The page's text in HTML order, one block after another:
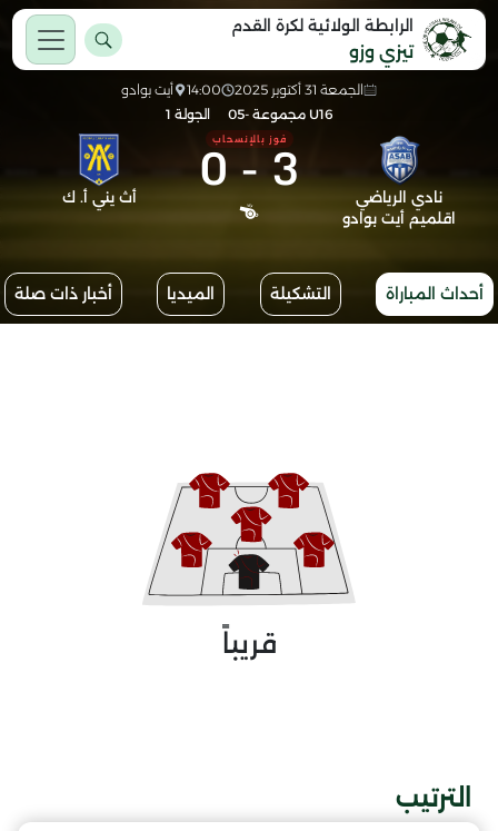
الرابطة الولائية لكرة القدم
تيزي وزو
الجمعة 31 أكتوبر 2025 14:00
أيت بوادو
U16 مجموعة -05
الجولة 1
نادي الرياضي
اقلميم أيت بوادو
3
-
0فوز بالإنسحاب
أث يني أ. ك
أحداث المباراة التشكيلة الميديا أخبار ذات صلة
قريباً
الترتيب